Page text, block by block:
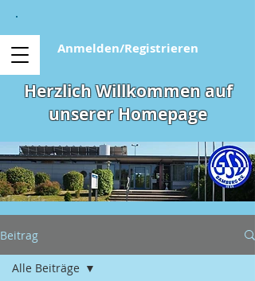
Anmelden/Registrieren
Herzlich Willkommen auf
unserer Homepage
Beitrag
Alle Beiträge